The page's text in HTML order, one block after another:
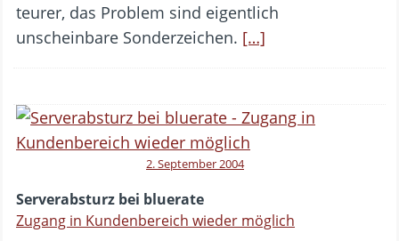
teurer, das Problem sind eigentlich
unscheinbare Sonderzeichen. […]
2. September 2004
Serverabsturz bei bluerate
Zugang in Kundenbereich wieder möglich